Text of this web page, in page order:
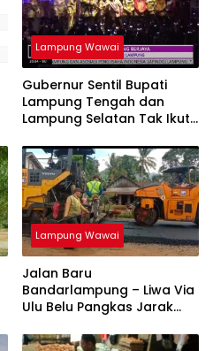
Lampung Wawai
Gubernur Sentil Bupati
Lampung Tengah dan
Lampung Selatan Tak Ikuti
Lampung Wawai
Jalan Baru
Bandarlampung – Liwa Via
Ulu Belu Pangkas Jarak